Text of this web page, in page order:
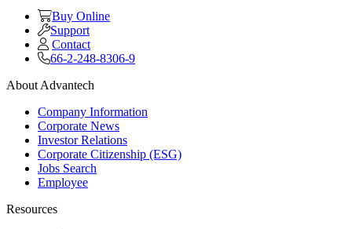
Buy Online
Support
Contact
66-2-248-8306-9
About Advantech
Company Information
Corporate News
Investor Relations
Corporate Citizenship (ESG)
Jobs Search
Employee
Resources